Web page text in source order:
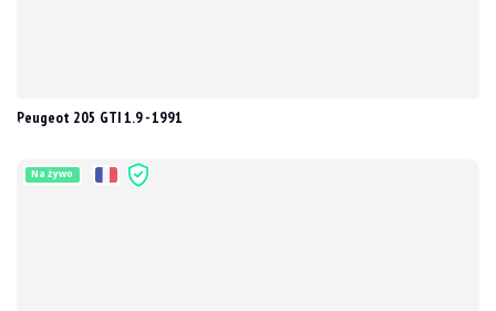
Peugeot 205 GTI 1.9 - 1991
Na żywo